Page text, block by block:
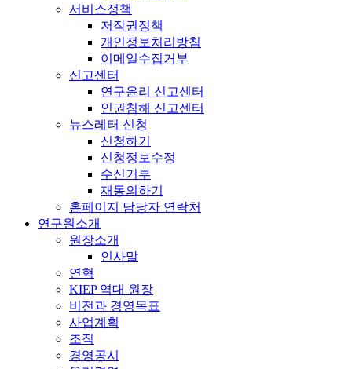
서비스정책
저작권정책
개인정보처리방침
이메일수집거부
신고센터
연구윤리 신고센터
인권침해 신고센터
뉴스레터 신청
신청하기
신청정보수정
수신거부
재동의하기
홈페이지 담당자 연락처
연구원소개
원장소개
인사말
연혁
KIEP 역대 원장
비전과 경영목표
사업계획
조직
경영공시